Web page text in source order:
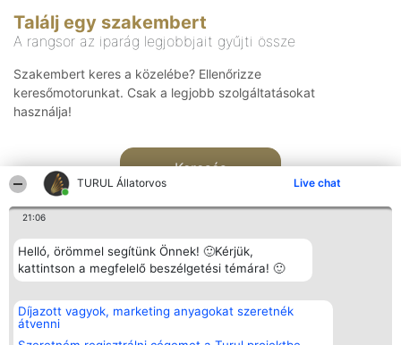
TURUL Állatorvos Live chat
21:06
Helló, örömmel segítünk Önnek! 🙂Kérjük,
kattintson a megfelelő beszélgetési témára! 🙂
Díjazott vagyok, marketing anyagokat szeretnék
átvenni
Találj egy szakembert
A rangsor az iparág legjobbjait gyűjti össze
Szakembert keres a közelébe? Ellenőrizze
keresőmotorunkat. Csak a legjobb szolgáltatásokat
használja!
Keresés
Rangsorszervező
SC Beautiful Company S.R.L.
Bulevardul Aleea Timișul De
Sus Nr. 2, Bl. A30, Sc. A, Et.
Népszavazás
Nyertesek
Elérhetőség
Elérhetőség